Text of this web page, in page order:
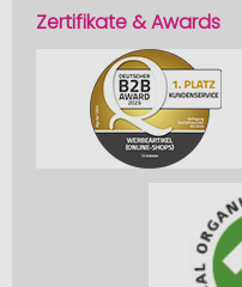
Zertifikate & Awards